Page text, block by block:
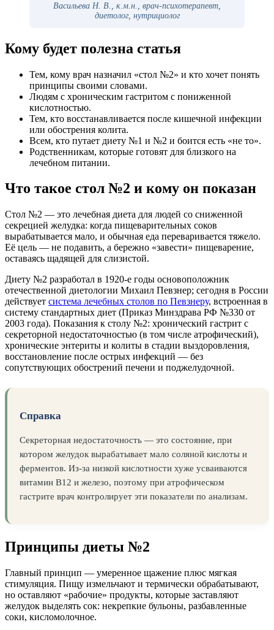
Васильева Н. В., к.м.н., врач-психотерапевт,
диетолог, нутрициолог
Кому будет полезна статья
Тем, кому врач назначил «стол №2» и кто хочет понять
принципы своими словами.
Людям с хроническим гастритом с пониженной
кислотностью.
Тем, кто восстанавливается после кишечной инфекции
или обострения колита.
Всем, кто путает диету №1 и №2 и боится есть «не то».
Родственникам, которые готовят для близкого на
лечебном питании.
Что такое стол №2 и кому он показан
Стол №2 — это лечебная диета для людей со сниженной
секрецией желудка: когда пищеварительных соков
вырабатывается мало, и обычная еда переваривается тяжело.
Её цель — не подавить, а бережно «завести» пищеварение,
оставаясь щадящей для слизистой.
Диету №2 разработал в 1920-е годы основоположник
отечественной диетологии Михаил Певзнер; сегодня в России
действует система лечебных столов по Певзнеру, встроенная в
систему стандартных диет (Приказ Минздрава РФ №330 от
2003 года). Показания к столу №2: хронический гастрит с
секреторной недостаточностью (в том числе атрофический),
хронические энтериты и колиты в стадии выздоровления,
восстановление после острых инфекций — без
сопутствующих обострений печени и поджелудочной.
Справка
Секреторная недостаточность — это состояние, при
котором желудок вырабатывает мало соляной кислоты и
ферментов. Из-за низкой кислотности хуже усваиваются
витамин B12 и железо, поэтому при атрофическом
гастрите врач контролирует эти показатели по анализам.
Принципы диеты №2
Главный принцип — умеренное щажение плюс мягкая
стимуляция. Пищу измельчают и термически обрабатывают,
но оставляют «рабочие» продукты, которые заставляют
желудок выделять сок: некрепкие бульоны, разбавленные
соки, кисломолочное.